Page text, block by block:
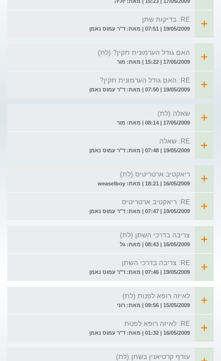
RE: בדיקות שתן
19/05/2009 | 07:51 | מאת: ד"ר עמוס נאמן
האם גודל הערמונית תקין? (לת)
17/05/2009 | 15:22 | מאת: מור
RE: האם גודל הערמונית תקין?
19/05/2009 | 07:50 | מאת: ד"ר עמוס נאמן
שאלה (לת)
17/05/2009 | 08:14 | מאת: מור
RE: שאלה
19/05/2009 | 07:48 | מאת: ד"ר עמוס נאמן
ריאקטיב ארטריטיס (לת)
16/05/2009 | 18:21 | מאת: weaselboy
RE: ריאקטיב ארטריטיס
19/05/2009 | 07:47 | מאת: ד"ר עמוס נאמן
צריבה בדרכי השתן (לת)
16/05/2009 | 08:43 | מאת: גל
RE: צריבה בדרכי השתן
19/05/2009 | 07:46 | מאת: ד"ר עמוס נאמן
לאיזה רופא לפנות (לת)
15/05/2009 | 09:56 | מאת: רוני
RE: לאיזה רופא לפנות
16/05/2009 | 01:32 | מאת: ד"ר עמוס נאמן
עודף קרטיאנין בשתן (לת)